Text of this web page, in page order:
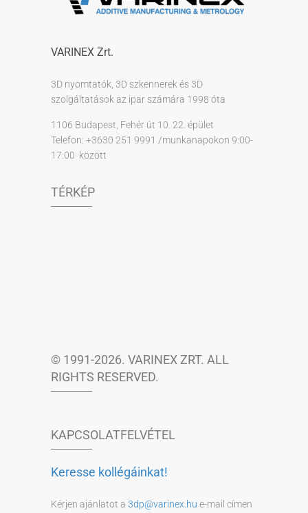
VARINEX Zrt.
3D nyomtatók, 3D szkennerek és 3D
szolgáltatások az ipar számára 1998 óta
1106 Budapest, Fehér út 10. 22. épület
Telefon: +3630 251 9991 /munkanapokon 9:00-
17:00 között
TÉRKÉP
© 1991-2026. VARINEX ZRT. ALL
RIGHTS RESERVED.
KAPCSOLATFELVÉTEL
Keresse kollégáinkat!
Kérjen ajánlatot a 3dp@varinex.hu e-mail címen